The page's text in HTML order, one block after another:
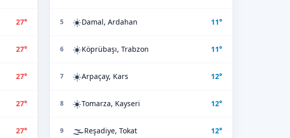
27°
27°
27°
27°
27°
5 ☀️Damal, Ardahan 11°
6 ☀️Köprübaşı, Trabzon 11°
7 ☀️Arpaçay, Kars 12°
8 ☀️Tomarza, Kayseri 12°
9 🌫️Reşadiye, Tokat 12°